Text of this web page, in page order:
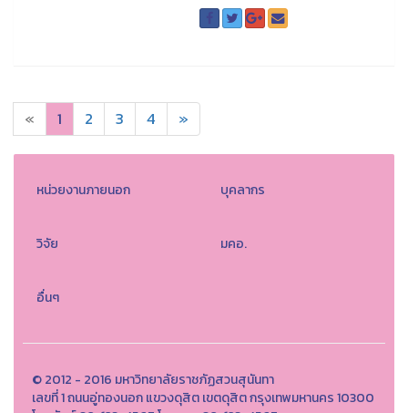
« 1 2 3 4 »
หน่วยงานภายนอก บุคลากร
วิจัย มคอ.
อื่นๆ
© 2012 - 2016 มหาวิทยาลัยราชภัฏสวนสุนันทา
เลขที่ 1 ถนนอู่ทองนอก แขวงดุสิต เขตดุสิต กรุงเทพมหานคร 10300